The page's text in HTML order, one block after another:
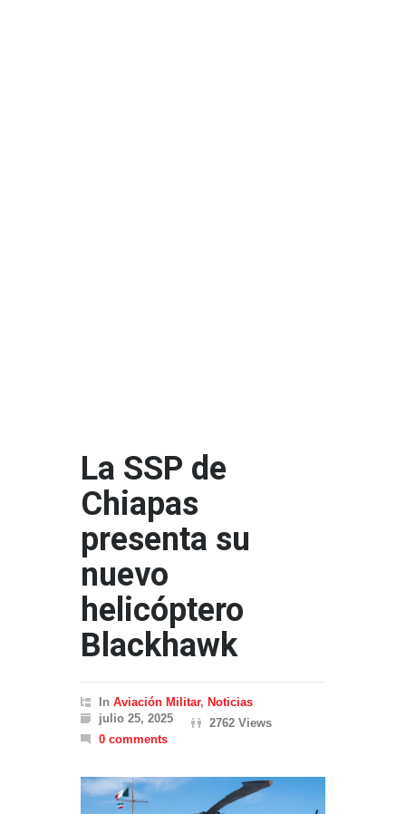
La SSP de
Chiapas
presenta su
nuevo
helicóptero
Blackhawk
In Aviación Militar, Noticias
julio 25, 2025
2762 Views
0 comments